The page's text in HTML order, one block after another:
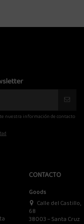
nuestra información de contacto
CONTACTO
Goods
Calle del Castillo,
68
38003 – Santa Cruz